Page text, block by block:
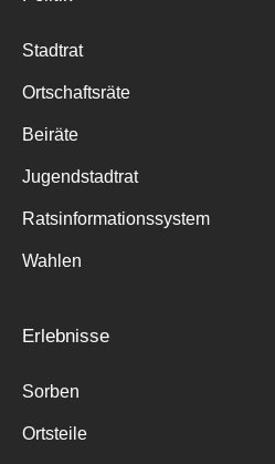
Stadtrat
Ortschaftsräte
Beiräte
Jugendstadtrat
Ratsinformationssystem
Wahlen
Erlebnisse
Sorben
Ortsteile